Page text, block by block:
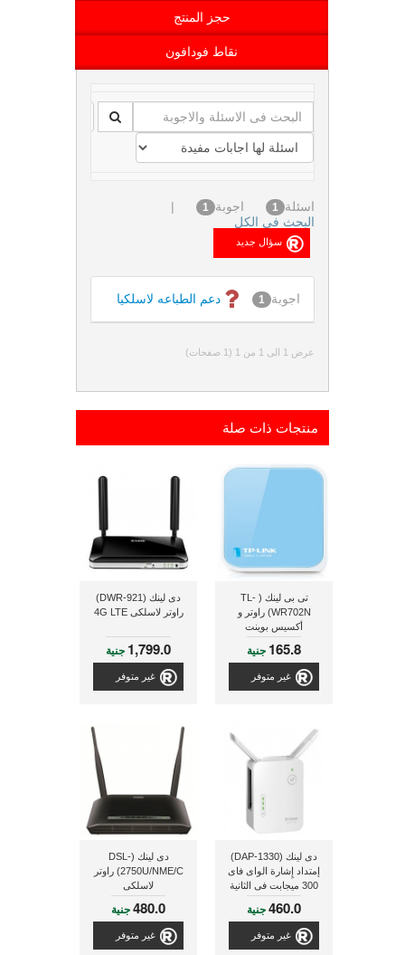
حجز المنتج
نقاط فودافون
اسئلة 1 اجوبة 1
|
البحث فى الكل
دعم الطباعه لاسلكيا اجوبة 1
عرض 1 الى 1 من 1 (1 صفحات)
منتجات ذات صلة
تى بى لينك ( TL-
WR702N) راوتر و
أكسيس بوينت
165.8 جنية
غير متوفر
دى لينك (DWR-921)
راوتر لاسلكى 4G LTE
1,799.0 جنية
غير متوفر
دى لينك (DAP-1330)
إمتداد إِشارة الواى فاى
300 ميجابت فى الثانية
مزود بعدد 2 هوائى
خارجى
460.0جنية
غير متوفر
دى لينك (DSL-
2750U/NME/C) راوتر
لاسلكى
480.0جنية
غير متوفر